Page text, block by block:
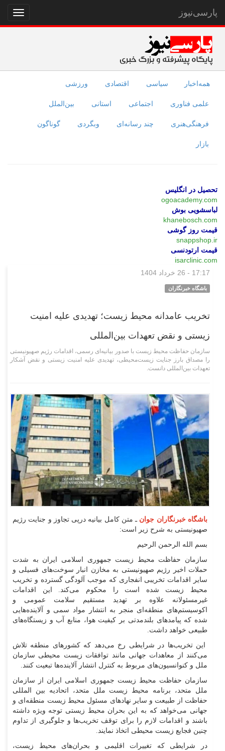
نمایش
منو
پارسی‌نیوز
همه‌اخبار سیاسی اقتصادی ورزشی
علمی فناوری اجتماعی استانی بین‌الملل
فرهنگی‌هنری چند رسانه‌ای وبگردی گوناگون
بازار
تحصیل در انگلیس
ogoacademy.com
لباسشویی بوش
khanebosch.com
قیمت روز گوشی
snappshop.ir
قیمت ارتودنسی
isarclinic.com
17:17 - 26 خرداد 1404
باشگاه خبرنگاران
تخریب عامدانه محیط زیست؛ تهدیدی علیه امنیت
زیستی و نقض تعهدات بین‌المللی
سازمان حفاظت محیط زیست با صدور بیانیه‌ای رسمی، اقدامات رژیم صهیونیستی
را مصداق بارز جنایت زیست‌محیطی، تهدیدی علیه امنیت زیستی و نقض آشکار
تعهدات بین‌المللی دانست.
باشگاه خبرنگاران جوان ـ متن کامل بیانیه درپی تجاوز و جنایت رژیم
صهیونیستی به شرح زیر است:
بسم الله الرحمن الرحیم
سازمان حفاظت محیط زیست جمهوری اسلامی ایران به شدت
حملات اخیر رژیم صهیونیستی به مخازن انبار سوخت‌های فسیلی و
سایر اقدامات تخریبی انفجاری که موجب آلودگی گسترده و تخریب
محیط زیست شده است را محکوم می‌کند. این اقدامات
غیرمسئولانه علاوه بر تهدید مستقیم سلامت عمومی و
اکوسیستم‌های منطقه‌ای منجر به انتشار مواد سمی و آلاینده‌هایی
شده که پیامد‌های بلندمدتی بر کیفیت هوا، منابع آب و زیستگاه‌های
طبیعی خواهد داشت.
این تخریب‌ها در شرایطی رخ می‌دهد که کشور‌های منطقه تلاش
می‌کنند از معاهدات جهانی مانند توافقات زیست محیطی سازمان
ملل و کنوانسیون‌های مربوط به کنترل انتشار آلاینده‌ها تبعیت کنند.
سازمان حفاظت محیط زیست جمهوری اسلامی ایران از سازمان
ملل متحد، برنامه محیط زیست ملل متحد، اتحادیه بین المللی
حفاظت از طبیعت و سایر نهاد‌های مسئول محیط زیست منطقه‌ای و
جهانی می‌خواهد که به این بحران محیط زیستی توجه ویژه داشته
باشند و اقدامات لازم را برای توقف تخریب‌ها و جلوگیری از تداوم
چنین فجایع زیست محیطی اتخاذ نمایند.
در شرایطی که تغییرات اقلیمی و بحران‌های محیط زیست،